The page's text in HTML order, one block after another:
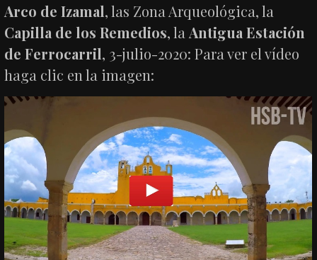
Arco de Izamal, las Zona Arqueológica, la
Capilla de los Remedios, la Antigua Estación
de Ferrocarril, 3-julio-2020: Para ver el vídeo
haga clic en la imagen: